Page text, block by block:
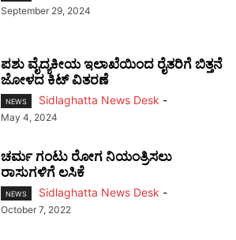
September 29, 2024
ಪಶು ವೈದ್ಯಕೀಯ ಇಲಾಖೆಯಿಂದ ರೈತರಿಗೆ ಬಿತ್ತನೆ
ಜೋಳದ ಕಿಟ್ ವಿತರಣೆ
NEWS Sidlaghatta News Desk -
May 4, 2024
ಚರ್ಮ ಗಂಟು ರೋಗ ನಿಯಂತ್ರಿಸಲು
ರಾಸುಗಳಿಗೆ ಲಸಿಕೆ
NEWS Sidlaghatta News Desk -
October 7, 2022